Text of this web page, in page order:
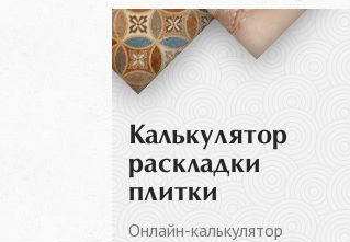
Калькулятор
раскладки
плитки
Онлайн-калькулятор